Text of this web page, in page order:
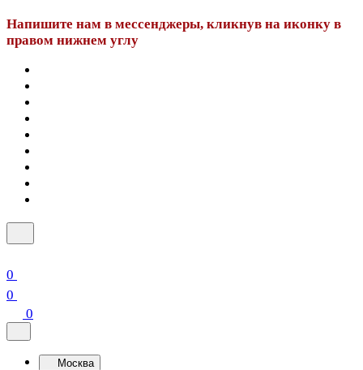
Напишите нам в мессенджеры, кликнув на иконку в
правом нижнем углу
0
0
0
Москва